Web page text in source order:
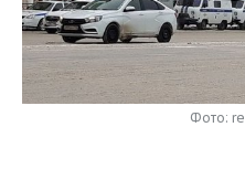
НЕФТЕХИМИЯ
НЕФТЬ
ОПК
РОЗНИЧНАЯ ТОРГОВЛЯ
ТРАНСПОРТ
НОВОСТИ ТЕХНОЛОГИЙ
МЕРОПРИЯТИЯ
НОВОСТИ МЕРОПРИЯТИЙ
СПОРТ
Фото: